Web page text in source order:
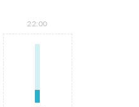
22:00